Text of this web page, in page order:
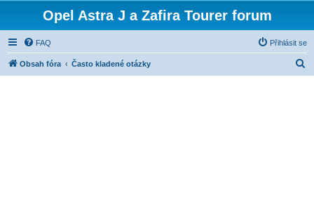
Opel Astra J a Zafira Tourer forum
FAQ Přihlásit se
Obsah fóra Často kladené otázky